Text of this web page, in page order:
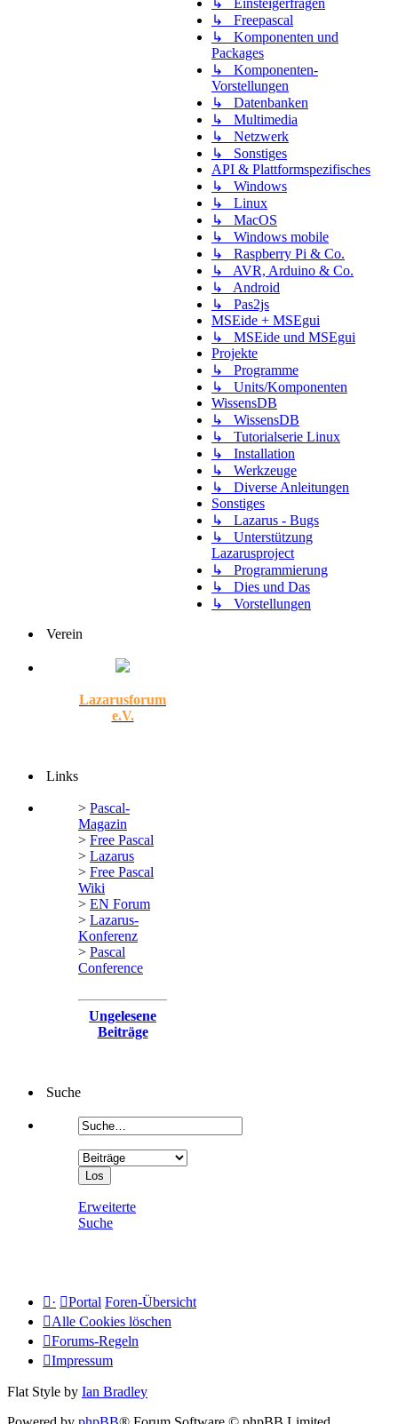
↳ Einsteigerfragen
↳ Freepascal
↳ Komponenten und
Packages
↳ Komponenten-
Vorstellungen
↳ Datenbanken
↳ Multimedia
↳ Netzwerk
↳ Sonstiges
API & Plattformspezifisches
↳ Windows
↳ Linux
↳ MacOS
↳ Windows mobile
↳ Raspberry Pi & Co.
↳ AVR, Arduino & Co.
↳ Android
↳ Pas2js
MSEide + MSEgui
↳ MSEide und MSEgui
Projekte
↳ Programme
↳ Units/Komponenten
WissensDB
↳ WissensDB
↳ Tutorialserie Linux
↳ Installation
↳ Werkzeuge
↳ Diverse Anleitungen
Sonstiges
↳ Lazarus - Bugs
↳ Unterstützung
Lazarusproject
↳ Programmierung
↳ Dies und Das
↳ Vorstellungen
Verein
Lazarusforum
e.V.
Links
> Pascal-
Magazin
> Free Pascal
> Lazarus
> Free Pascal
Wiki
> EN Forum
> Lazarus-
Konferenz
> Pascal
Conference
Ungelesene
Beiträge
Suche
Erweiterte
Suche
· Portal Foren-Übersicht
Alle Cookies löschen
Forums-Regeln
Impressum
Flat Style by Ian Bradley